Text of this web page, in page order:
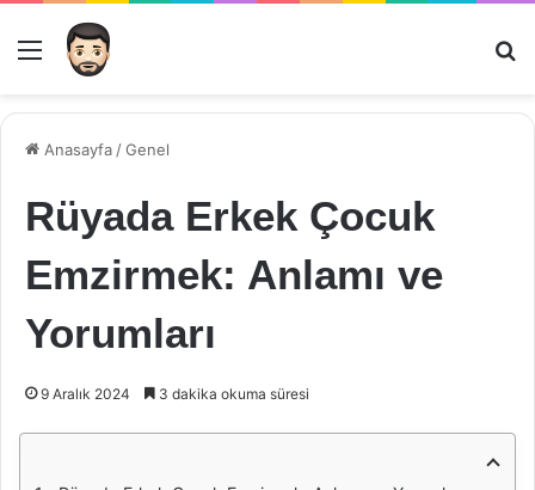
Menü
Anasayfa /Genel
Rüyada Erkek Çocuk
Emzirmek: Anlamı ve
Yorumları
9 Aralık 2024 3 dakika okuma süresi